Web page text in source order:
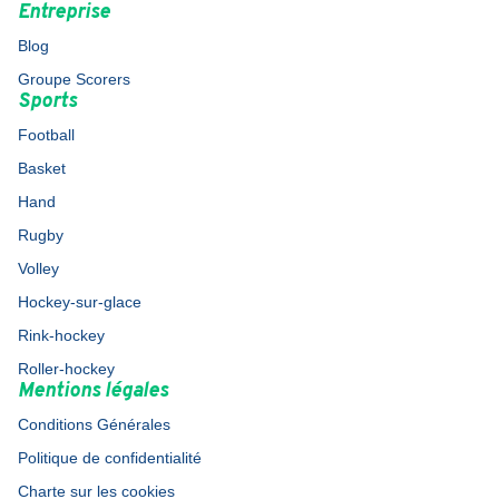
Entreprise
Blog
Groupe Scorers
Sports
Football
Basket
Hand
Rugby
Volley
Hockey-sur-glace
Rink-hockey
Roller-hockey
Mentions légales
Conditions Générales
Politique de confidentialité
Charte sur les cookies